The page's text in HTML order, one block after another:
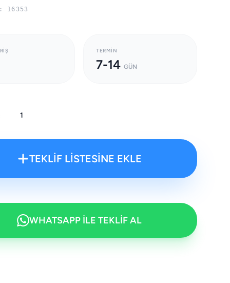
16353
TERMIN
7-14 GÜN
TEKLİF LİSTESİNE EKLE
WHATSAPP İLE TEKLİF AL